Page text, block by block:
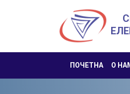
ПОЧЕТНА О